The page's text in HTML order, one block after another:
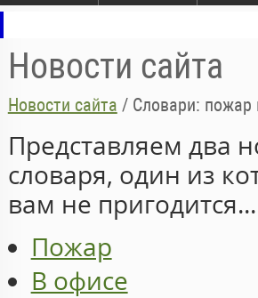
Новости сайта
Новости сайта / Словари: пожар
Представляем два
словаря, один из
вам не
Пожар
В офисе